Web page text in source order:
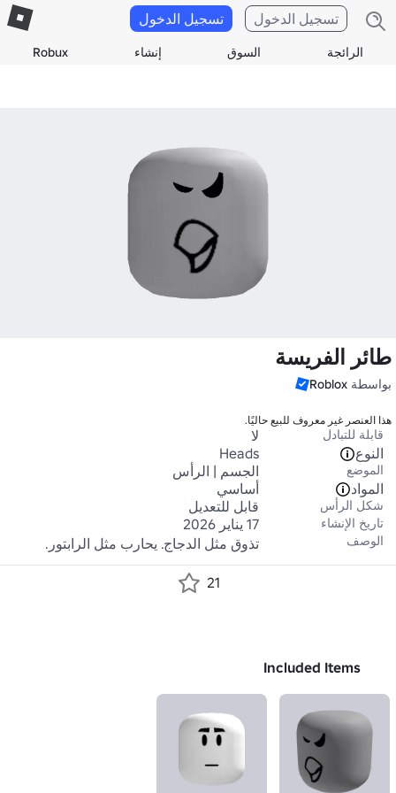
الرائجة السوق إنشاء Robux
تسجيل الدخول تسجيل الدخول
طائر الفريسة
بواسطة Roblox
هذا العنصر غير معروف للبيع حاليًا.
قابلة للتبادل
لا
النوع
Heads
الموضع
الجسم | الرأس
المواد
أساسي
شكل الرأس قابل للتعديل
تاريخ الإنشاء 17 يناير 2026
الوصف تذوق مثل الدجاج. يحارب مثل الرابتور.
21
Included Items